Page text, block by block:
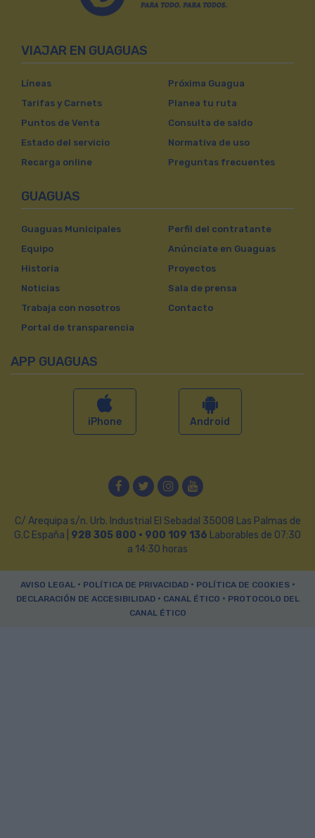
VIAJAR EN GUAGUAS
Líneas
Tarifas y Carnets
Puntos de Venta
Estado del servicio
Recarga online
Próxima Guagua
Planea tu ruta
Consulta de saldo
Normativa de uso
Preguntas frecuentes
GUAGUAS
Guaguas Municipales
Equipo
Historia
Noticias
Trabaja con nosotros
Portal de transparencia
Perfil del contratante
Anúnciate en Guaguas
Proyectos
Sala de prensa
Contacto
APP GUAGUAS
iPhone Android
Facebook
TwitterInstagram
YouTube
C/ Arequipa s/n. Urb. Industrial El Sebadal 35008 Las Palmas de
G.C España | 928 305 800 · 900 109 136 Laborables de 07:30
a 14:30 horas
AVISO LEGAL • POLÍTICA DE PRIVACIDAD• POLÍTICA DE COOKIES•
DECLARACIÓN DE ACCESIBILIDAD• CANAL ÉTICO • PROTOCOLO DEL
CANAL ÉTICO